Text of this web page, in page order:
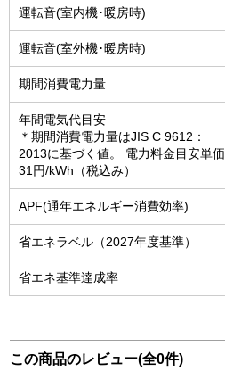
運転音(室内機･暖房時)
運転音(室外機･暖房時)
期間消費電力量
年間電気代目安
＊期間消費電力量はJIS C 9612：
2013に基づく値。 電力料金目安単価
31円/kWh（税込み）
APF(通年エネルギー消費効率)
省エネラベル（2027年度基準）
省エネ基準達成率
この商品のレビュー(全0件)